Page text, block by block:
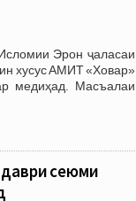
Эрон ҷаласаи
хусус АМИТ «Ховар»
медиҳад. Масъалаи
сеюми